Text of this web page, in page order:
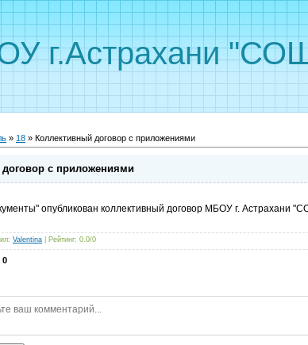
г.Астрахани
» 18 » Коллективный договор с приложениями
с приложениями
опубликован коллективный договор МБОУ г. Астрахани
: Valentina Рейтинг: 0.0/0
0